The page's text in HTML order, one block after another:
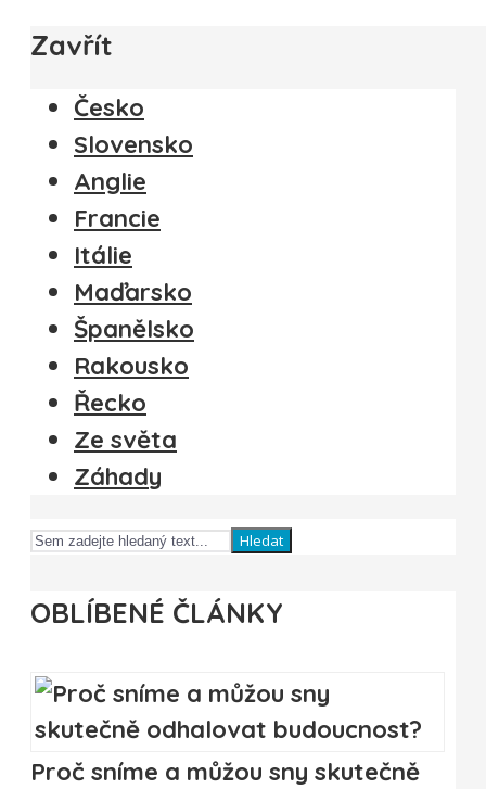
Zavřít
Česko
Slovensko
Anglie
Francie
Itálie
Maďarsko
Španělsko
Rakousko
Řecko
Ze světa
Záhady
Hledat
OBLÍBENÉ ČLÁNKY
Proč sníme a můžou sny skutečně